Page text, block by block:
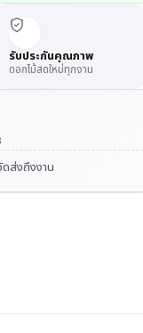
รับประกันคุณภาพ
ดอกไม้สดใหม่ทุกงาน
ดส่งถึงงาน